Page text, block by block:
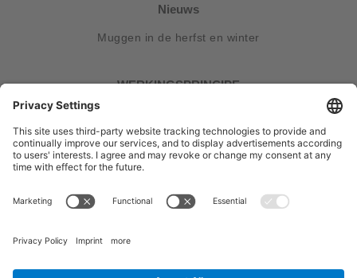
Nieuws
Muggen in de herfst en winter
WERKINGSPRINCIPE
Service en contact